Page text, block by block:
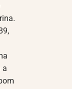
a